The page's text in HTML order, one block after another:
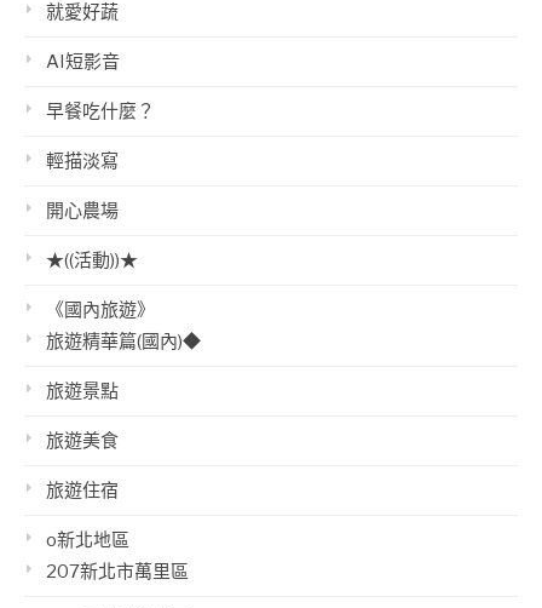
就愛好蔬
AI短影音
早餐吃什麼？
輕描淡寫
開心農場
★((活動))★
《國內旅遊》
旅遊精華篇(國內)◆
旅遊景點
旅遊美食
旅遊住宿
o新北地區
207新北市萬里區